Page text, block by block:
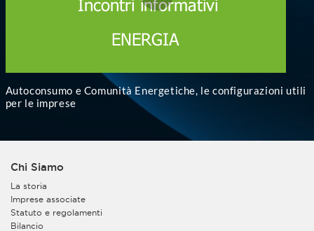
Autoconsumo e Comunità Energetiche, le configurazioni utili
per le imprese
Chi Siamo
La storia
Imprese associate
Statuto e regolamenti
Bilancio